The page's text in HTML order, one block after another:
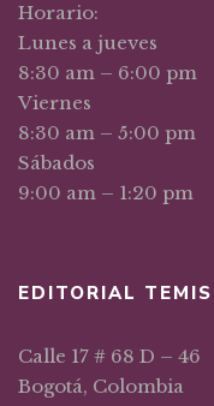
Horario:
Lunes a jueves
8:30 am – 6:00 pm
Viernes
8:30 am – 5:00 pm
Sábados
9:00 am – 1:20 pm
EDITORIAL TEMIS
Calle 17 # 68 D – 46
Bogotá, Colombia